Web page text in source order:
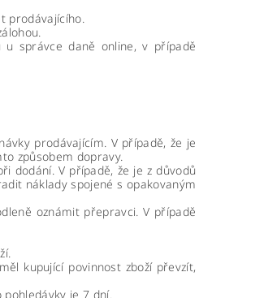
prodávajícího.
u správce daně online, v případě
prodávajícím. V případě, že je
způsobem dopravy.
dodání. V případě, že je z důvodů
náklady spojené s opakovaným
oznámit přepravci. V případě
kupující povinnost zboží převzít,
je 7 dní.